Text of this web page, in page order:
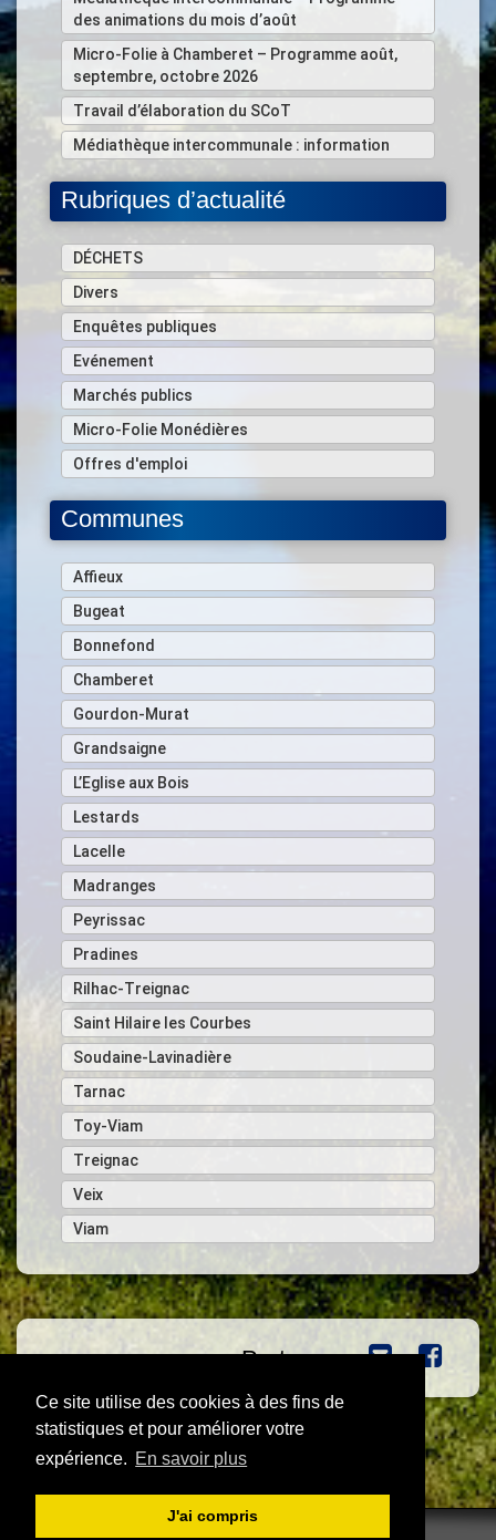
Ce site utilise des cookies à des fins de
statistiques et pour améliorer votre
expérience. En savoir plus
J'ai compris
des animations du mois d’août
Micro-Folie à Chamberet – Programme août,
septembre, octobre 2026
Travail d’élaboration du SCoT
Médiathèque intercommunale : information
Rubriques d’actualité
DÉCHETS
Divers
Enquêtes publiques
Evénement
Marchés publics
Micro-Folie Monédières
Offres d'emploi
Communes
Affieux
Bugeat
Bonnefond
Chamberet
Gourdon-Murat
Grandsaigne
L’Eglise aux Bois
Lestards
Lacelle
Madranges
Peyrissac
Pradines
Rilhac-Treignac
Saint Hilaire les Courbes
Soudaine-Lavinadière
Tarnac
Toy-Viam
Treignac
Veix
Viam
Partager :